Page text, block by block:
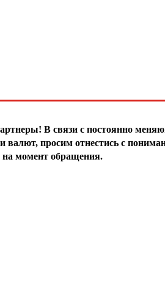
В связи с постоянно
валют, просим отнестись с
момент обращения.